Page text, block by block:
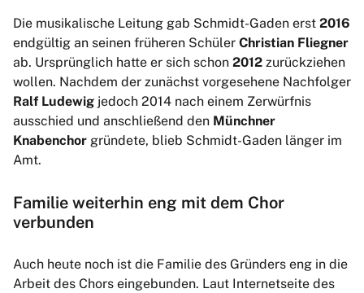
Die musikalische Leitung gab Schmidt-Gaden erst 2016
endgültig an seinen früheren Schüler Christian Fliegner
ab. Ursprünglich hatte er sich schon 2012 zurückziehen
wollen. Nachdem der zunächst vorgesehene Nachfolger
Ralf Ludewig jedoch 2014 nach einem Zerwürfnis
ausschied und anschließend den Münchner
Knabenchor gründete, blieb Schmidt-Gaden länger im
Amt.
Familie weiterhin eng mit dem Chor
verbunden
Auch heute noch ist die Familie des Gründers eng in die
Arbeit des Chors eingebunden. Laut Internetseite des